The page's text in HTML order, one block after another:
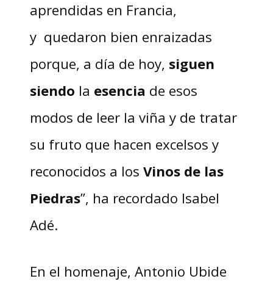
aprendidas en Francia,
y quedaron bien enraizadas
porque, a día de hoy, siguen
siendo la esencia de esos
modos de leer la viña y de tratar
su fruto que hacen excelsos y
reconocidos a los Vinos de las
Piedras”, ha recordado Isabel
Adé.
En el homenaje, Antonio Ubide